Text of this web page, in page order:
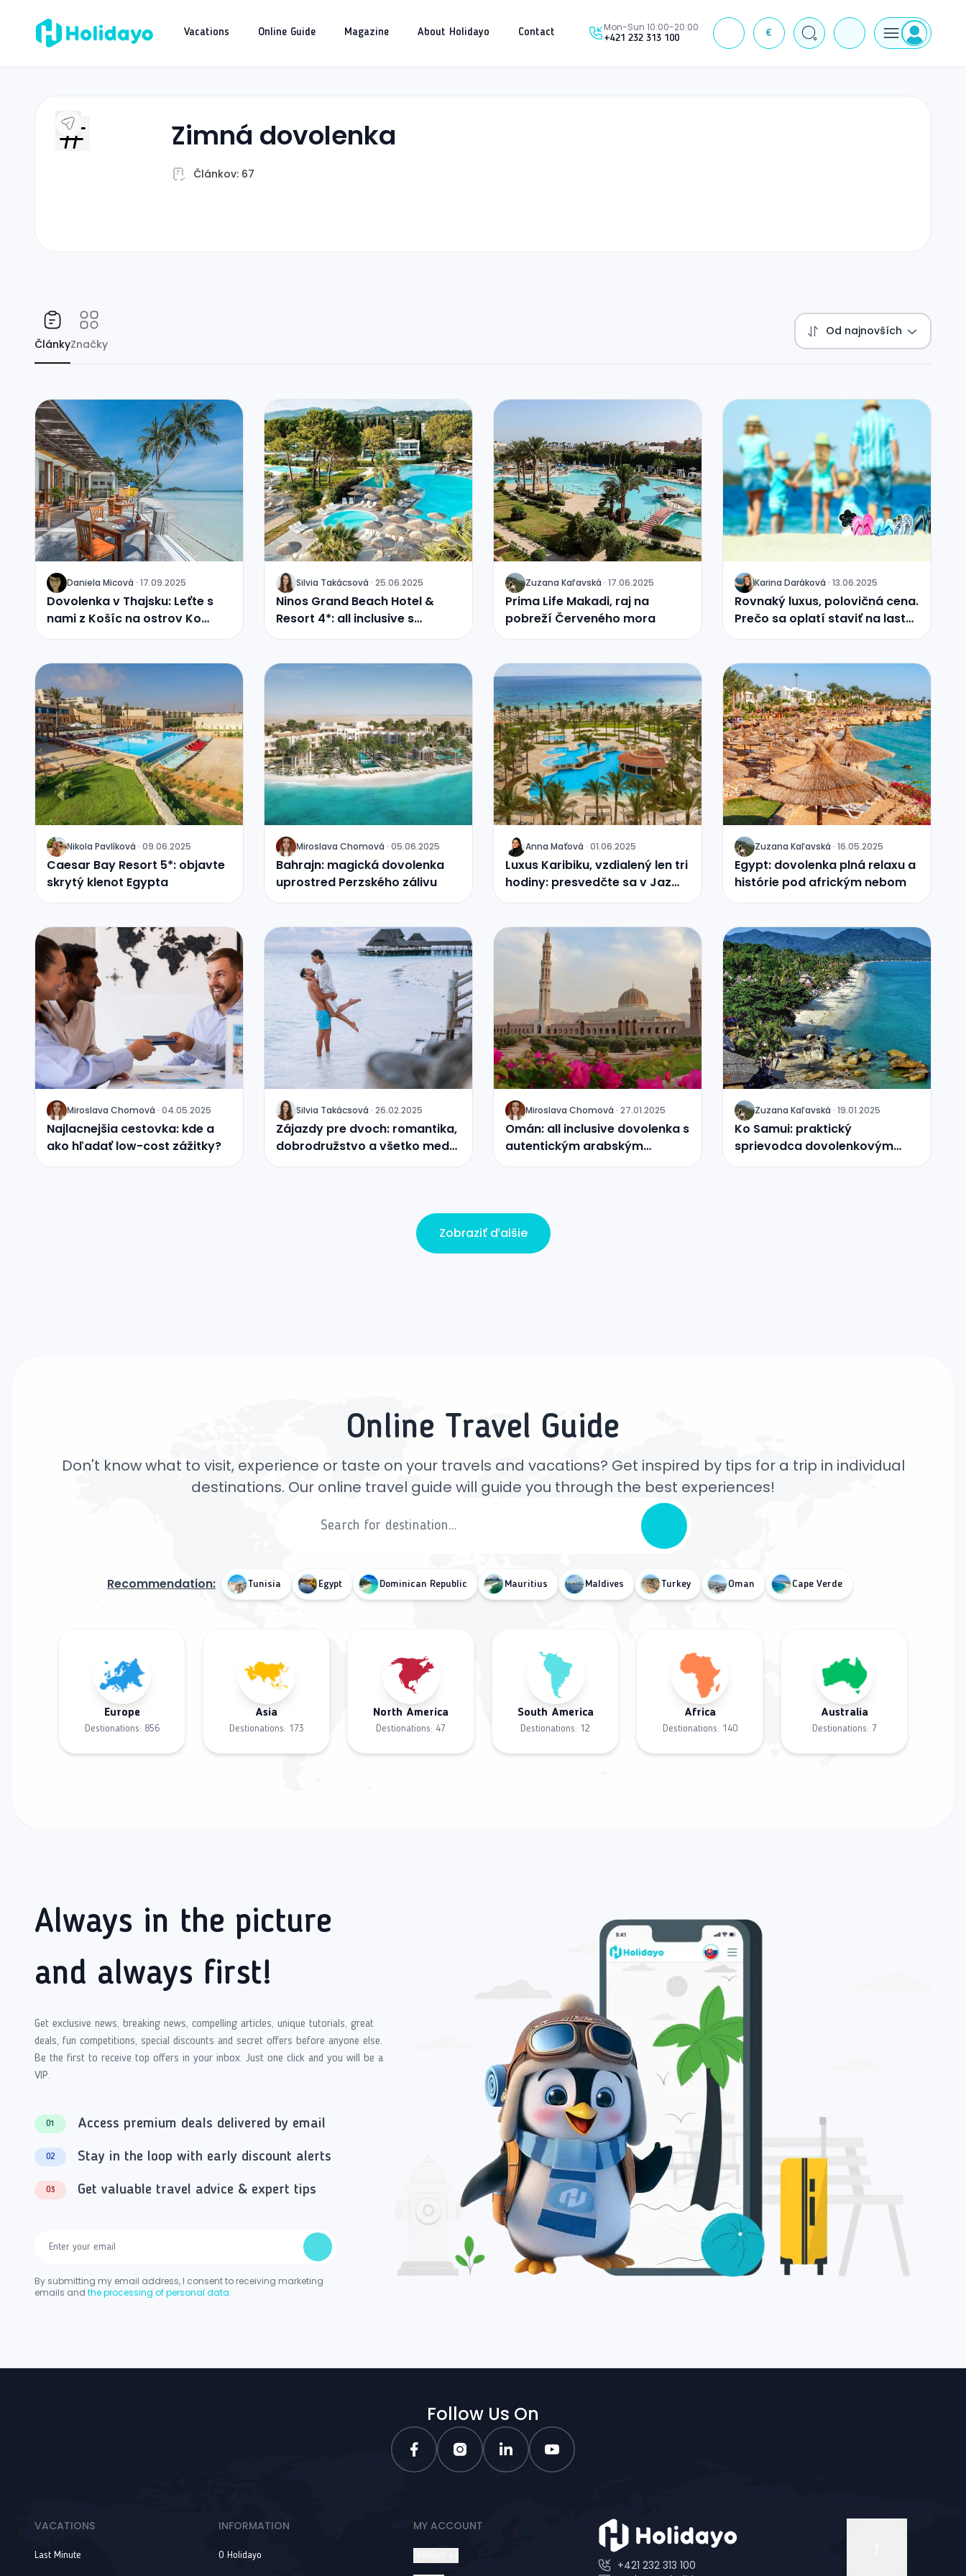
Vacations Online Guide Magazine About Holidayo Contact Mon-Sun 10:00-20:00
+421 232 313 100 € J
zimná dovolenka
Článkov: 67
ČlánkyZnačky
Od najnovších
J Daniela Micová · 17.09.2025
Dovolenka v Thajsku: Leťte s
nami z Košíc na ostrov Ko
Samui.
J Silvia Takácsová · 25.06.2025
Ninos Grand Beach Hotel &
Resort 4*: all inclusive s
výhľadom na Iónske more
J Zuzana Kaľavská · 17.06.2025
Prima Life Makadi, raj na
pobreží Červeného mora
J Karina Daráková · 13.06.2025
Rovnaký luxus, polovičná cena.
Prečo sa oplatí staviť na last
minute dovolenky
J Nikola Pavlíková · 09.06.2025
Caesar Bay Resort 5*: objavte
skrytý klenot Egypta
J Miroslava Chomová · 05.06.2025
Bahrajn: magická dovolenka
uprostred Perzského zálivu
J Anna Maťová · 01.06.2025
Luxus Karibiku, vzdialený len tri
hodiny: presvedčte sa v Jaz
Almaza
J Zuzana Kaľavská · 16.05.2025
Egypt: dovolenka plná relaxu a
histórie pod africkým nebom
J Miroslava Chomová · 04.05.2025
Najlacnejšia cestovka: kde a
ako hľadať low-cost zážitky?
J Silvia Takácsová · 26.02.2025
Zájazdy pre dvoch: romantika,
dobrodružstvo a všetko medzi
tým…
J Miroslava Chomová · 27.01.2025
Omán: all inclusive dovolenka s
autentickým arabským
zážitkom
J Zuzana Kaľavská · 19.01.2025
Ko Samui: praktický
sprievodca dovolenkovým
rajom
Zobraziť ďalšie
Online Travel Guide
Don't know what to visit, experience or taste on your travels and vacations? Get inspired by tips for a trip in individual
destinations. Our online travel guide will guide you through the best experiences!
Recommendation: Tunisia Egypt Dominican Republic Mauritius Maldives Turkey Oman Cape Verde
Europe
Destionations: 856
Asia
Destionations: 173
North America
Destionations: 47
South America
Destionations: 12
Africa
Destionations: 140
Australia
Destionations: 7
Always in the picture
and always first!
Get exclusive news, breaking news, compelling articles, unique tutorials, great
deals, fun competitions, special discounts and secret offers before anyone else.
Be the first to receive top offers in your inbox. Just one click and you will be a
VIP.
01 Access premium deals delivered by email
02 Stay in the loop with early discount alerts
03 Get valuable travel advice & expert tips
By submitting my email address, I consent to receiving marketing
emails and the processing of personal data.
Follow Us On
+421 232 313 100
VACATIONS
Last Minute
INFORMATION
O Holidayo
MY ACCOUNT